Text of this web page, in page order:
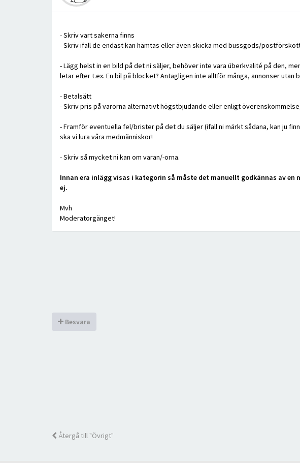
- Skriv vart sakerna finns
- Skriv ifall de endast kan hämtas eller även skicka med bussgods/
- Lägg helst in en bild på det ni säljer, behöver inte vara überkvalité på den,
letar efter t.ex. En bil på blocket? Antagligen inte alltför många, annonser
- Betalsätt
- Skriv pris på varorna alternativt högstbjudande eller enligt
- Framför eventuella fel/brister på det du säljer (ifall ni märkt sådana, kan ju
ska vi lura våra medmänniskor!
- Skriv så mycket ni kan om varan/-orna.
Innan era inlägg visas i kategorin så måste det manuellt godkännas av
ej.
Mvh
Moderatorgänget!
Besvara
Återgå till "Övrigt"